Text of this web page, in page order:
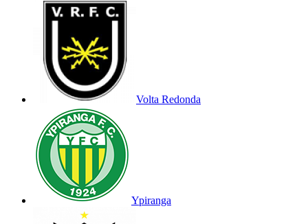
Volta Redonda
Ypiranga